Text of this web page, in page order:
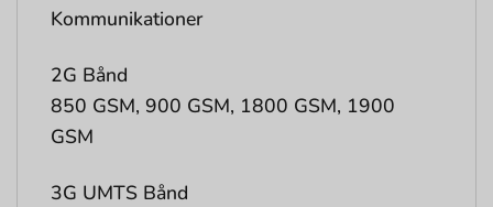
Kommunikationer
2G Bånd
850 GSM, 900 GSM, 1800 GSM, 1900
GSM
3G UMTS Bånd